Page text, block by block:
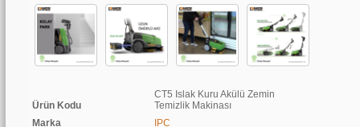
Ürün Kodu
CT5 Islak Kuru Akülü Zemin
Temizlik Makinası
Marka
IPC